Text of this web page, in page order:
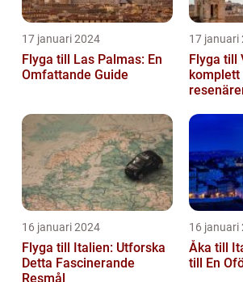
17 januari 2024
Flyga till Las Palmas: En
Omfattande Guide
17 januari
Flyga till
16 januari 2024
Flyga till Italien: Utforska
Detta Fascinerande
Resmål
16 januari
Åka till
till En